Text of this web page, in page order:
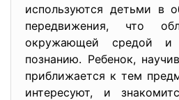
используются детьми в
передвижения, что
окружающей средой и
познанию. Ребенок,
приближается к тем
интересуют, и